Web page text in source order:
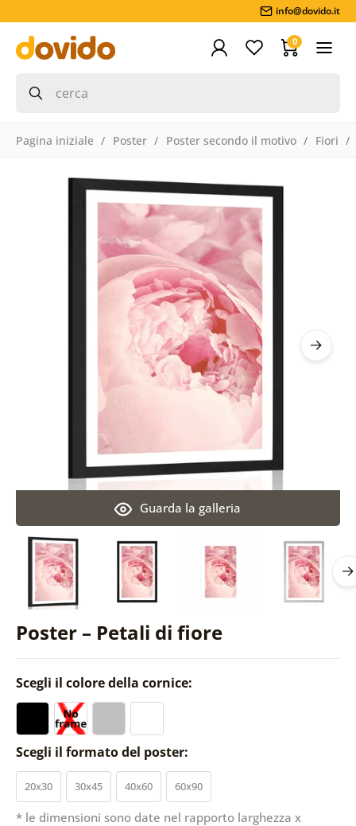
info@dovido.it
0
Pagina iniziale Poster Poster secondo il motivo Fiori
Poster – Petali di fiore
Guarda la galleria
Scegli il colore della cornice:
Scegli il formato del poster:
20x30 30x45 40x60 60x90
* le dimensioni sono date nel rapporto larghezza x